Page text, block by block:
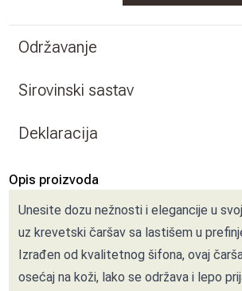
Održavanje
Sirovinski sastav
Deklaracija
Opis proizvoda
Unesite dozu nežnosti i elegancije u
uz krevetski čaršav sa lastišem u
Izrađen od kvalitetnog šifona, ovaj
osećaj na koži, lako se održava i lepo